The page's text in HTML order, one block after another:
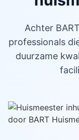
Achter
professionals
duurzame